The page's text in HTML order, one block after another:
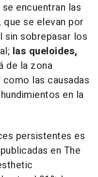
encuentran las
que se elevan por
sin sobrepasar los
las queloides,
de la zona
como las causadas
en la
persistentes es
en The